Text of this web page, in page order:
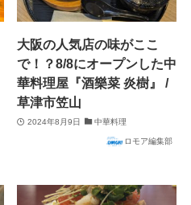
大阪の人気店の味がここ
で！？8/8にオープンした中
華料理屋『酒樂菜 炎樹』 /
草津市笠山
2024年8月9日 中華料理
ロモア編集部